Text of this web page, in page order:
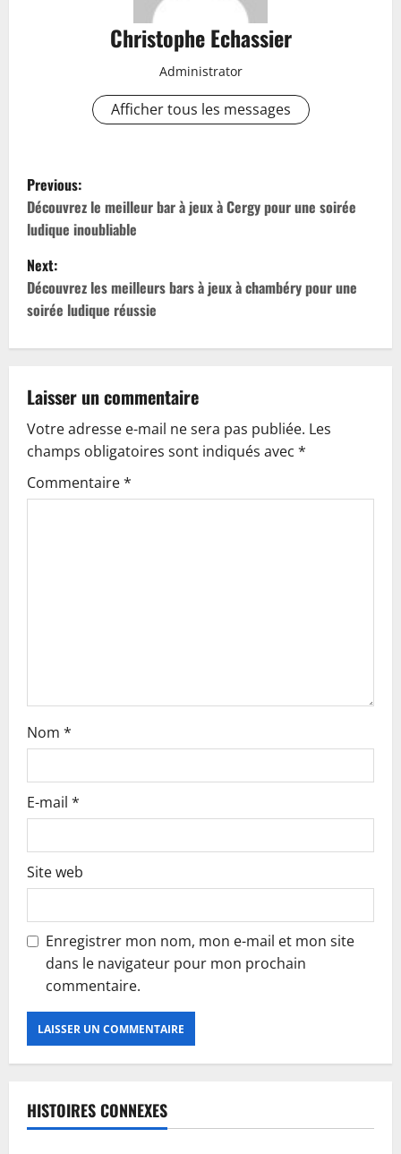
Christophe Echassier
Administrator
Afficher tous les messages
P
o
s
t
n
v
i
g
Previous:
Découvrez le meilleur bar à jeux à Cergy pour une soirée
ludique inoubliable
Next:
Découvrez les meilleurs bars à jeux à chambéry pour une
soirée ludique réussie
Laisser un commentaire
Votre adresse e-mail ne sera pas publiée. Les
champs obligatoires sont indiqués avec *
Commentaire*
Nom *
E-mail *
Site web
Enregistrer mon nom, mon e-mail et mon site
dans le navigateur pour mon prochain
commentaire.
HISTOIRES CONNEXES